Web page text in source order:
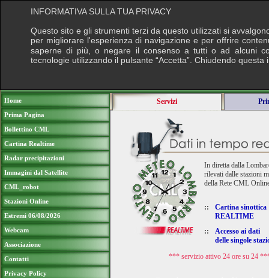
Home
Prima Pagina
Bollettino CML
Cartina Realtime
Radar precipitazioni
Immagini dal Satellite
CML_robot
Stazioni Online
Estremi 06/08/2026
Webcam
Associazione
Contatti
Privacy Policy
Servizi
In diretta dalla
rilevati dalle stazioni
della Rete CML
::
Cartina sinottica
REALTIME
::
Accesso ai dati
delle singole
*** servizio attivo 24 ore su 24
INFORMATIVA SULLA TUA PRIVACY
Questo sito e gli strumenti terzi da questo utilizzati si
per migliorare l'esperienza di navigazione e per offrire
saperne di più, o negare il consenso a tutti o ad alcuni
tecnologie utilizzando il pulsante “Accetta”. Chiudendo